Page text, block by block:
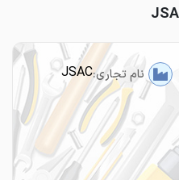
نام تجاری:JSAC